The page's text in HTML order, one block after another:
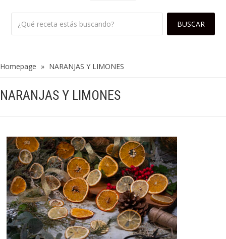
Homepage » NARANJAS Y LIMONES
NARANJAS Y LIMONES